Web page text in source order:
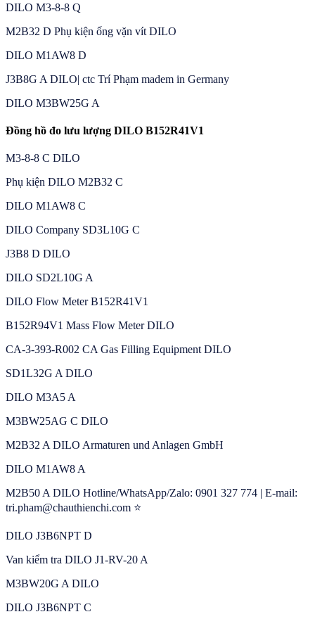
DILO M3-8-8 Q
M2B32 D Phụ kiện ống vặn vít DILO
DILO M1AW8 D
J3B8G A DILO| ctc Trí Phạm madem in Germany
DILO M3BW25G A
Đồng hồ đo lưu lượng DILO B152R41V1
M3-8-8 C DILO
Phụ kiện DILO M2B32 C
DILO M1AW8 C
DILO Company SD3L10G C
J3B8 D DILO
DILO SD2L10G A
DILO Flow Meter B152R41V1
B152R94V1 Mass Flow Meter DILO
CA-3-393-R002 CA Gas Filling Equipment DILO
SD1L32G A DILO
DILO M3A5 A
M3BW25AG C DILO
M2B32 A DILO Armaturen und Anlagen GmbH
DILO M1AW8 A
M2B50 A DILO Hotline/WhatsApp/Zalo: 0901 327 774 | E-mail:
tri.pham@chauthienchi.com ⭐
DILO J3B6NPT D
Van kiểm tra DILO J1-RV-20 A
M3BW20G A DILO
DILO J3B6NPT C